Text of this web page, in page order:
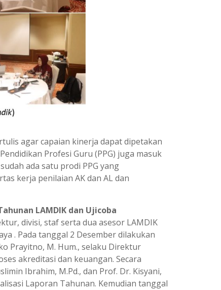
agar capaian kinerja dapat dipetakan
Profesi Guru (PPG) juga masuk
ada satu prodi PPG yang
kerja penilaian AK dan AL dan
LAMDIK dan Ujicoba
divisi, staf serta dua asesor LAMDIK
. Pada tanggal 2 Desember dilakukan
Prayitno, M. Hum., selaku Direktur
akreditasi dan keuangan. Secara
Ibrahim, M.Pd., dan Prof. Dr. Kisyani,
Laporan Tahunan. Kemudian tanggal